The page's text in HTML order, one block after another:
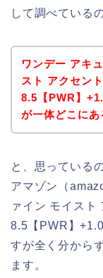
して調べている
ワンデー アキ
スト アクセン
8.5【PWR】
が一体どこにあ
と、思っている
アマゾン（
ァイン モイスト
8.5【PWR】
すが全く分から
ます。